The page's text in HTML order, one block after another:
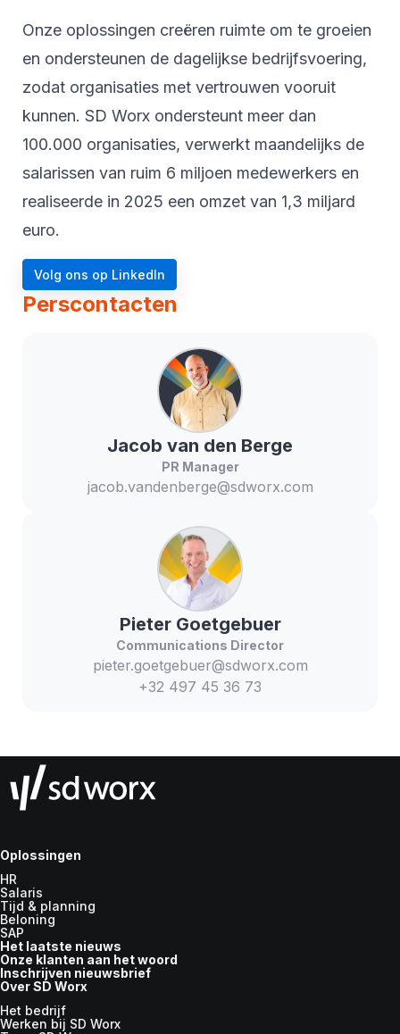
Onze oplossingen creëren ruimte om te groeien
en ondersteunen de dagelijkse bedrijfsvoering,
zodat organisaties met vertrouwen vooruit
kunnen. SD Worx ondersteunt meer dan
100.000 organisaties, verwerkt maandelijks de
salarissen van ruim 6 miljoen medewerkers en
realiseerde in 2025 een omzet van 1,3 miljard
euro.
Volg ons op LinkedIn
Perscontacten
Jacob van den Berge
PR Manager
jacob.vandenberge@sdworx.com
Pieter Goetgebuer
Communications Director
pieter.goetgebuer@sdworx.com
+32 497 45 36 73
Oplossingen
HR
Salaris
Tijd & planning
Beloning
SAP
Het laatste nieuws
Onze klanten aan het woord
Inschrijven nieuwsbrief
Over SD Worx
Het bedrijf
Werken bij SD Worx